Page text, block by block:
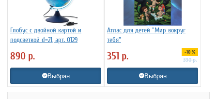
Глобус с двойной картой и
подсветкой d=21, арт. 0129
890 р.
Выбран
Атлас для детей "Мир вокруг
тебя"
351 р. -10 %
390р.
Выбран